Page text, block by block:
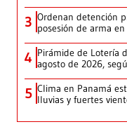
3 Ordenan detención
posesión de arma
4 Pirámide de Lotería
agosto de 2026,
5 Clima en Panamá
lluvias y fuertes